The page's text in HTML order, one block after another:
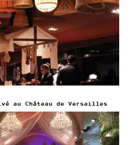
au Château de Versailles